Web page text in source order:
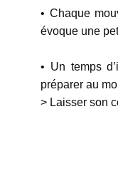
• Chaque
évoque une
• Un temps
préparer au
> Laisser son